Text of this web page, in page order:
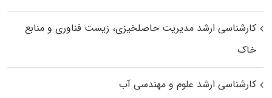
کارشناسی ارشد مدیریت حاصلخیزی، زیست فناوری و منابع
خاک
کارشناسی ارشد علوم و مهندسی آب